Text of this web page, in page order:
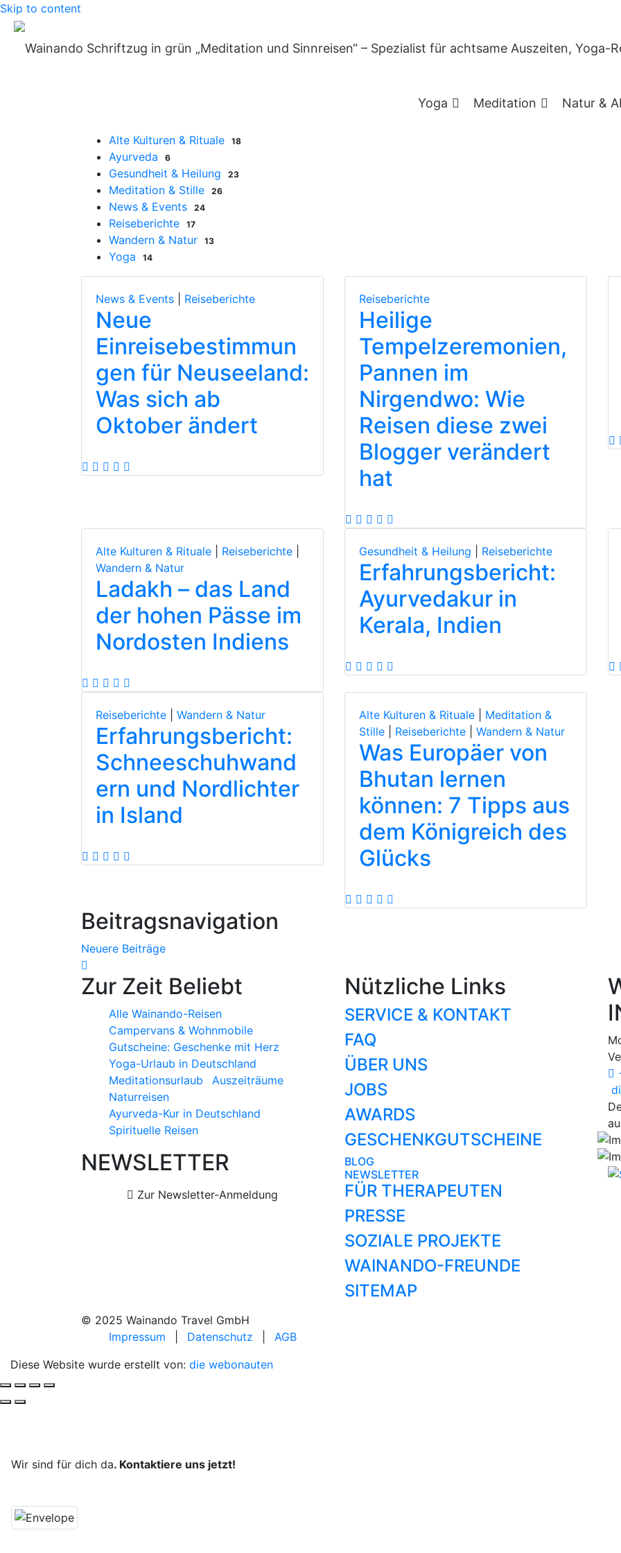
Skip to content
Yoga Meditation Natur &
Kategorie:
Alte Kulturen & Rituale 18
Ayurveda 6
Gesundheit & Heilung 23
Meditation & Stille 26
News & Events 24
Reiseberichte 17
Wandern & Natur 13
Yoga 14
News & Events Reiseberichte
Neue
Einreisebestimmun
gen für Neuseeland:
Was sich ab
Oktober ändert
Reiseberichte
Heilige
Tempelzeremonien,
Pannen im
Nirgendwo: Wie
Reisen diese zwei
Blogger verändert
hat
Alte Kulturen & Rituale Reiseberichte
Wandern & Natur
Ladakh – das Land
der hohen Pässe im
Nordosten Indiens
Gesundheit & Heilung Reiseberichte
Erfahrungsbericht:
Ayurvedakur in
Kerala, Indien
Reiseberichte Wandern & Natur
Erfahrungsbericht:
Schneeschuhwand
ern und Nordlichter
in Island
Alte Kulturen & Rituale
Meditation &
Stille
Reiseberichte Wandern & Natur
Was Europäer von
Bhutan lernen
können: 7 Tipps aus
dem Königreich des
Glücks
Beitragsnavigation
Neuere Beiträge
Zur Zeit Beliebt
Alle Wainando-Reisen
Campervans & Wohnmobile
Gutscheine: Geschenke mit Herz
Yoga-Urlaub in Deutschland
Meditationsurlaub
Auszeiträume
Naturreisen
Ayurveda-Kur in Deutschland
Spirituelle Reisen
NEWSLETTER
Zur Newsletter-Anmeldung
Nützliche Links
SERVICE & KONTAKT
FAQ
ÜBER UNS
JOBS
AWARDS
GESCHENKGUTSCHEINE
BLOG
NEWSLETTER
FÜR THERAPEUTEN
PRESSE
SOZIALE PROJEKTE
WAINANDO-FREUNDE
SITEMAP
© 2025 Wainando Travel GmbH
Impressum
Datenschutz
AGB
Diese Website wurde erstellt von: die webonauten
Wir sind für dich da. Kontaktiere uns jetzt!